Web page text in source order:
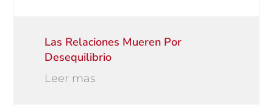
Las Relaciones Mueren Por
Desequilibrio
Leer mas